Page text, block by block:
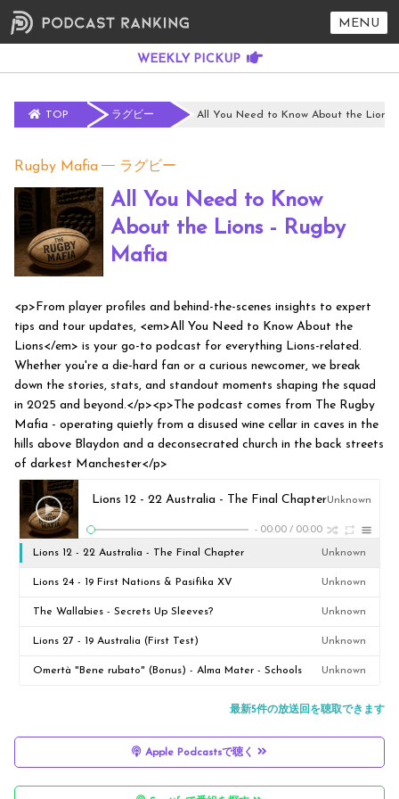
MENU
TOP ラグビー All You Need to Know About the Lions
Rugby Mafia ラグビー
All You Need to Know
About the Lions - Rugby
Mafia
<p>From player profiles and behind-the-scenes insights to expert
tips and tour updates, <em>All You Need to Know About the
Lions</em> is your go-to podcast for everything Lions-related.
Whether you're a die-hard fan or a curious newcomer, we break
down the stories, stats, and standout moments shaping the squad
in 2025 and beyond.</p><p>The podcast comes from The Rugby
Mafia - operating quietly from a disused wine cellar in caves in the
hills above Blaydon and a deconsecrated church in the back streets
of darkest Manchester</p>
Lions 12 - 22 Australia - The Final ChapterUnknown
- 00:00 / 00:00
Lions 12 - 22 Australia - The Final Chapter Unknown
Lions 24 - 19 First Nations & Pasifika XV Unknown
The Wallabies - Secrets Up Sleeves? Unknown
Lions 27 - 19 Australia (First Test) Unknown
Omertà "Bene rubato" (Bonus) - Alma Mater - Schools Unknown
最新5件の放送回を聴取できます
Apple Podcastsで聴く